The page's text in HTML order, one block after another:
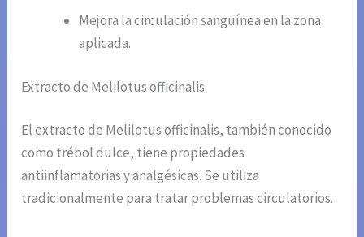
Mejora la circulación sanguínea en la zona
aplicada.
Extracto de Melilotus officinalis
El extracto de Melilotus officinalis, también conocido
como trébol dulce, tiene propiedades
antiinflamatorias y analgésicas. Se utiliza
tradicionalmente para tratar problemas circulatorios.